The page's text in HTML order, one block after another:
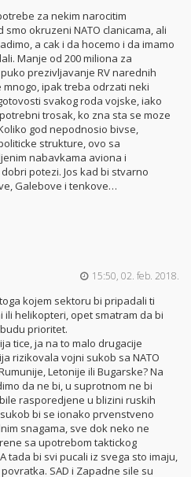
za nekim narocitim
okruzeni NATO clanicama, ali
a cak i da hocemo i da imamo
Manje od 200 miliona za
prezivljavanje RV narednih
ipak treba odrzati neki
svakog roda vojske, iako
trosak, ko zna sta se moze
god nepodnosio bivse,
strukture, ovo sa
nabavkama aviona i
potezi. Jos kad bi stvarno
Galebove i tenkove…
15:50, 02. feb. 2018.
kojem sektoru bi pripadali ti
helikopteri, opet smatram da bi
prioritet.
tice, ja na to malo drugacije
rizikovala vojni sukob sa NATO
Letonije ili Bugarske? Na
da ne bi, u suprotnom ne bi
rasporedjene u blizini ruskih
bi se ionako prvenstveno
snagama, sve dok neko ne
sa upotrebom taktickog
tada bi svi pucali iz svega sto imaju,
SAD i Zapadne sile su